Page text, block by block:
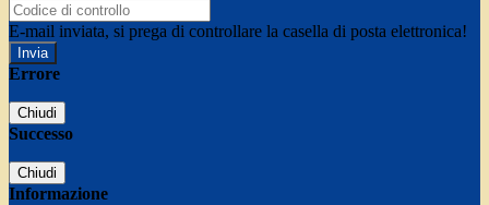
E-mail inviata, si prega di controllare la casella di posta elettronica!
Errore
Chiudi
Successo
Chiudi
Informazione